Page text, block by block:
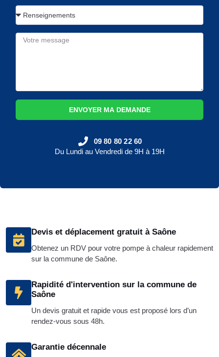
Devis et déplacement gratuit à Saône
Obtenez un RDV pour votre pompe à chaleur rapidement
sur la commune de Saône.
Rapidité d'intervention sur la commune de
Saône
Un devis gratuit et rapide vous est proposé lors d’un
rendez-vous sous 48h.
Garantie décennale
ENVOYER MA DEMANDE
09 80 80 22 60
Du Lundi au Vendredi de 9H à 19H